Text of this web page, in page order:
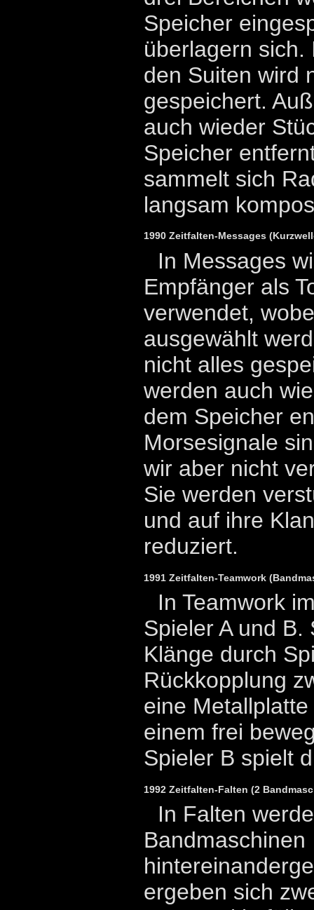
Speicher
überlagern sich.
den Suiten wird
gespeichert.
auch wieder
Speicher
sammelt sich
langsam
1990 Zeitfalten-Messages
In Messages
Empfänger als
verwendet,
ausgewählt
nicht alles
werden auch
dem Speicher
Morsesignale
wir aber nicht
Sie werden
und auf ihre
reduziert.
1991 Zeitfalten-Teamwork
In Teamwork
Spieler A und B.
Klänge durch
Rückkopplung
eine
einem frei
Spieler B spielt
1992 Zeitfalten-Falten (2
In Falten
Bandmaschinen
ergeben sich